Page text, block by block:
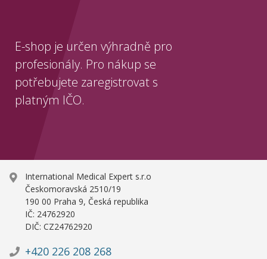
E-shop je určen výhradně pro
profesionály. Pro nákup se
potřebujete zaregistrovat s
platným IČO.
International Medical Expert s.r.o
Českomoravská 2510/19
190 00 Praha 9, Česká republika
IČ: 24762920
DIČ: CZ24762920
+420 226 208 268